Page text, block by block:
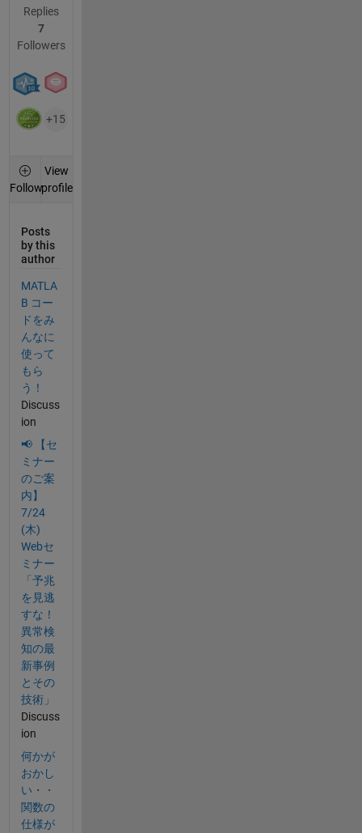
Replies
7
Followers
+15
Follow
View
profile
Posts
by this
author
MATLA
B コー
ドをみ
んなに
使って
もら
う！
Discuss
ion
📢 【セ
ミナー
のご案
内】
7/24
(木)
Webセ
ミナー
「予兆
を見逃
すな！
異常検
知の最
新事例
とその
技術」
Discuss
ion
何かが
おかし
い・・
関数の
仕様が